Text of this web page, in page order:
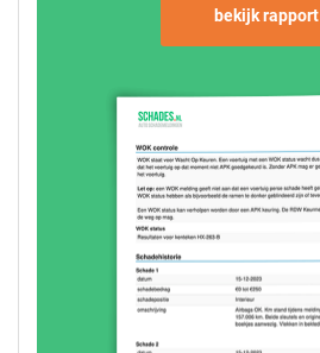
bekijk rapport